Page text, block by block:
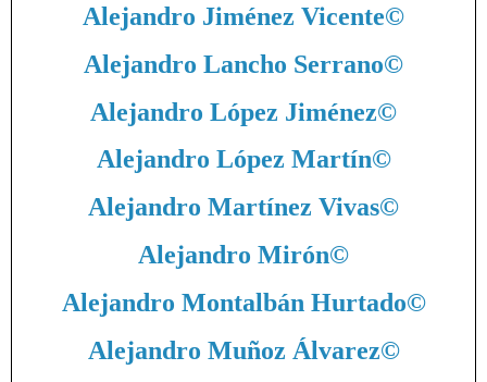
Alejandro Jiménez Vicente©
Alejandro Lancho Serrano©
Alejandro López Jiménez©
Alejandro López Martín©
Alejandro Martínez Vivas©
Alejandro Mirón©
Alejandro Montalbán Hurtado©
Alejandro Muñoz Álvarez©